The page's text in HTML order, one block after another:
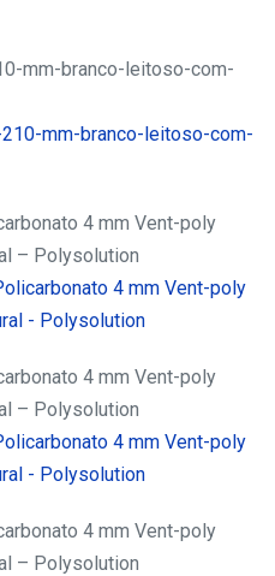
mm-branco-leitoso-com-
4 mm Vent-poly
– Polysolution
4 mm Vent-poly
– Polysolution
4 mm Vent-poly
– Polysolution